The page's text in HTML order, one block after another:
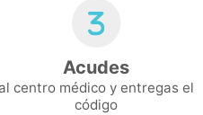
Acudes
centro médico y entregas el
código